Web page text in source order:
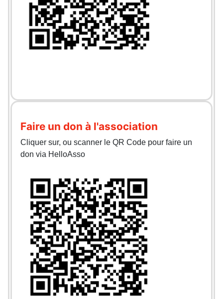
Faire un don à l'association
Cliquer sur, ou scanner le QR Code pour faire un
don via HelloAsso